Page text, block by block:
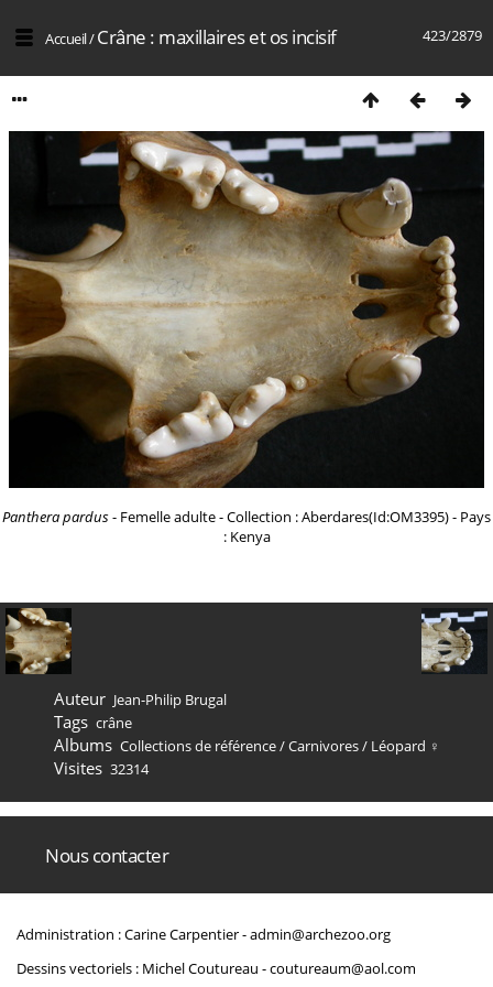
423/2879
Accueil/Crâne : maxillaires et os incisif
Panthera pardus- Femelle adulte - Collection : Aberdares(Id:OM3395) - Pays
: Kenya
Auteur Jean-Philip Brugal
Tags crâne
Albums Collections de référence/Carnivores/ Léopard ♀
Visites 32314
Nous contacter
Administration : Carine Carpentier -admin@archezoo.org
Dessins vectoriels : Michel Coutureau -coutureaum@aol.com